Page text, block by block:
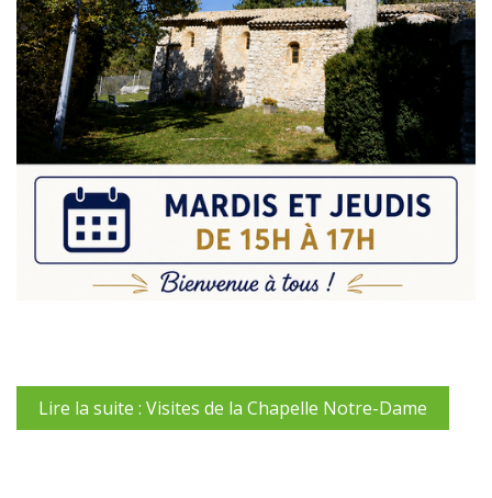
Lire la suite : Visites de la Chapelle Notre-Dame